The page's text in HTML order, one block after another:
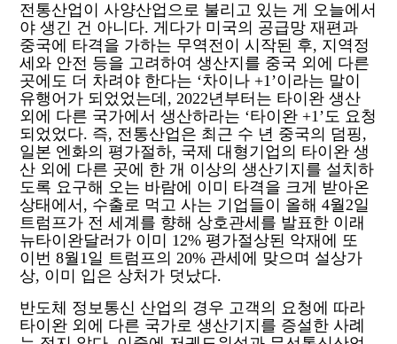
전통산업이 사양산업으로 불리고 있는 게 오늘에서
야 생긴 건 아니다.게다가 미국의 공급망 재편과
중국에 타격을 가하는 무역전이 시작된 후, 지역정
세와 안전 등을 고려하여 생산지를 중국 외에 다른
곳에도 더 차려야 한다는 ‘차이나 +1’이라는 말이
유행어가 되었었는데 , 2022년부터는 타이완 생산
외에 다른 국가에서 생산하라는 ‘타이완 +1’도 요청
되었었다. 즉, 전통산업은 최근 수 년 중국의 덤핑,
일본 엔화의 평가절하, 국제 대형기업의 타이완 생
산 외에 다른 곳에 한 개 이상의 생산기지를 설치하
도록 요구해 오는 바람에 이미 타격을 크게 받아온
상태에서 , 수출로 먹고 사는 기업들이 올해 4월2일
트럼프가 전 세계를 향해 상호관세를 발표한 이래
뉴타이완달러가 이미
12% 평가절상된 악재에 또
이번8월 1일 트럼프의 20% 관세에 맞으며 설상가
상, 이미 입은 상처가 덧났다.
반도체 정보통신 산업의 경우 고객의 요청에 따라
타이완 외에 다른 국가로 생산기지를 증설한 사례